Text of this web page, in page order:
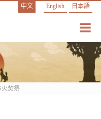
日本語
English
中文
火焚祭